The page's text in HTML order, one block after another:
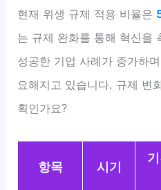
현재 위생 규제 적용 비율은
는 규제 완화를 통해 혁신을
성공한 기업 사례가 증가하
요해지고 있습니다. 규제 변
획인가요?
항목 시기
기